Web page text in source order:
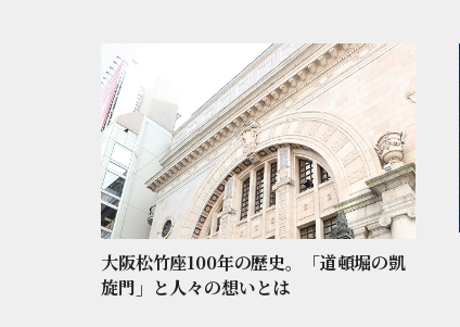
大阪松竹座100年の歴史。「道頓堀の凱
旋門」と人々の想いとは